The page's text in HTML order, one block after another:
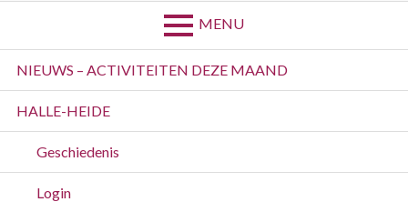
MENU
Primary
Menu
NIEUWS – ACTIVITEITEN DEZE MAAND
HALLE-HEIDE
Geschiedenis
Login